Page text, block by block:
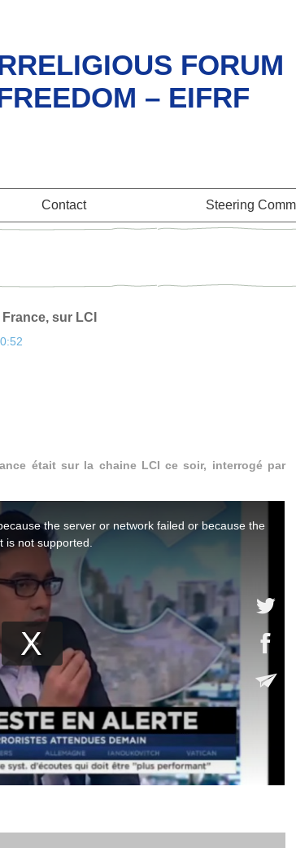
FORUM
– EIFRF
Contact Steering
sur LCI
était sur la chaine LCI ce soir, interrogé par